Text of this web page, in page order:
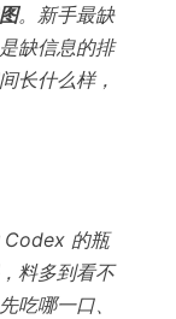
。新手最缺
缺信息的排
长什么样，
Codex 的瓶
料多到看不
吃哪一口、